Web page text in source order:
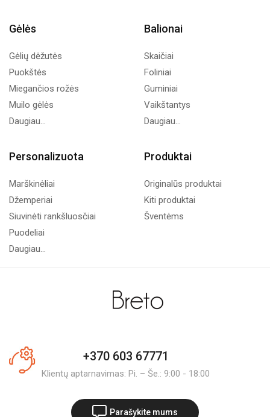
Gėlės
Gėlių dėžutės
Puokštės
Miegančios rožės
Muilo gėlės
Daugiau...
Balionai
Skaičiai
Foliniai
Guminiai
Vaikštantys
Daugiau...
Personalizuota
Marškinėliai
Džemperiai
Siuvinėti rankšluosčiai
Puodeliai
Daugiau...
Produktai
Originalūs produktai
Kiti produktai
Šventėms
+370 603 67771
Klientų aptarnavimas: Pi. – Še.: 9:00 - 18:00
Parašykite mums